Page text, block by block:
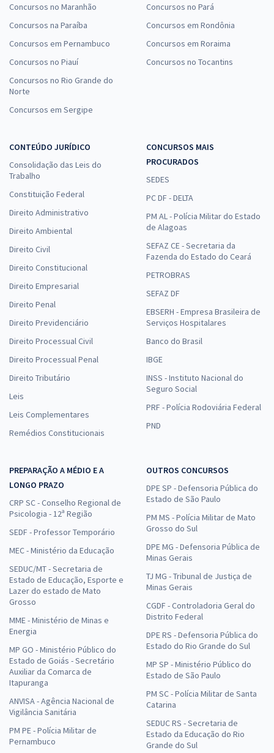
Concursos no Maranhão
Concursos na Paraíba
Concursos em Pernambuco
Concursos no Piauí
Concursos no Rio Grande do
Norte
Concursos em Sergipe
Concursos no Pará
Concursos em Rondônia
Concursos em Roraima
Concursos no Tocantins
CONTEÚDO JURÍDICO
Consolidação das Leis do
Trabalho
Constituição Federal
Direito Administrativo
Direito Ambiental
Direito Civil
Direito Constitucional
Direito Empresarial
Direito Penal
Direito Previdenciário
Direito Processual Civil
Direito Processual Penal
Direito Tributário
Leis
Leis Complementares
Remédios Constitucionais
CONCURSOS MAIS
PROCURADOS
SEDES
PC DF - DELTA
PM AL - Polícia Militar do Estado
de Alagoas
SEFAZ CE - Secretaria da
Fazenda do Estado do Ceará
PETROBRAS
SEFAZ DF
EBSERH - Empresa Brasileira de
Serviços Hospitalares
Banco do Brasil
IBGE
INSS - Instituto Nacional do
Seguro Social
PRF - Polícia Rodoviária Federal
PND
PREPARAÇÃO A MÉDIO E A
LONGO PRAZO
CRP SC - Conselho Regional de
Psicologia - 12ª Região
SEDF - Professor Temporário
MEC - Ministério da Educação
SEDUC/MT - Secretaria de
Estado de Educação, Esporte e
Lazer do estado de Mato
Grosso
MME - Ministério de Minas e
Energia
MP GO - Ministério Público do
Estado de Goiás - Secretário
Auxiliar da Comarca de
Itapuranga
ANVISA - Agência Nacional de
Vigilância Sanitária
PM PE - Polícia Militar de
Pernambuco
OUTROS CONCURSOS
DPE SP - Defensoria Pública do
Estado de São Paulo
PM MS - Polícia Militar de Mato
Grosso do Sul
DPE MG - Defensoria Pública de
Minas Gerais
TJ MG - Tribunal de Justiça de
Minas Gerais
CGDF - Controladoria Geral do
Distrito Federal
DPE RS - Defensoria Pública do
Estado do Rio Grande do Sul
MP SP - Ministério Público do
Estado de São Paulo
PM SC - Polícia Militar de Santa
Catarina
SEDUC RS - Secretaria de
Estado da Educação do Rio
Grande do Sul